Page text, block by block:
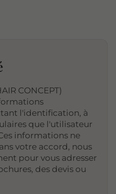
CONCEPT)
l'identification, à
que l'utilisateur
informations ne
votre accord, nous
pour vous adresser
des devis ou